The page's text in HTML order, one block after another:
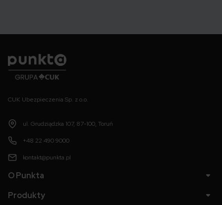
CUK Ubezpieczenia Sp. z o.o.
ul. Grudziądzka 107, 87-100, Toruń
+48 22 490 9000
kontakt@punkta.pl
O Punkta
Produkty